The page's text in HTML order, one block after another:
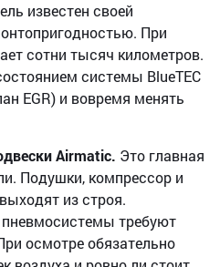
известен своей
При
сотни тысяч километров.
системы BlueTEC
EGR) и вовремя менять
Airmatic. Это главная
Подушки, компрессор и
из строя.
требуют
осмотре обязательно